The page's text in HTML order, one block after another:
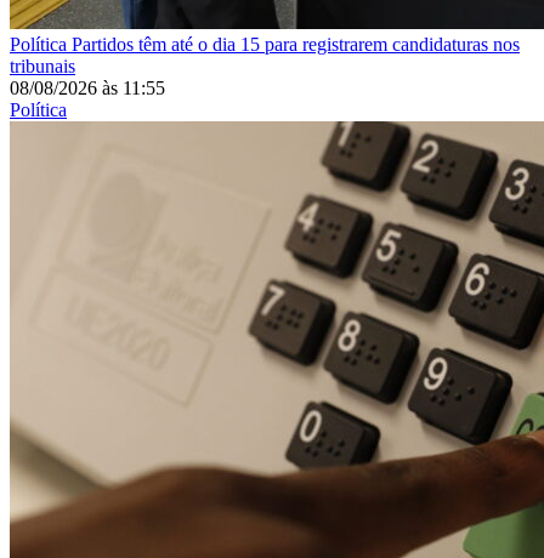
Política Partidos têm até o dia 15 para registrarem candidaturas nos
tribunais
08/08/2026 às 11:55
Política